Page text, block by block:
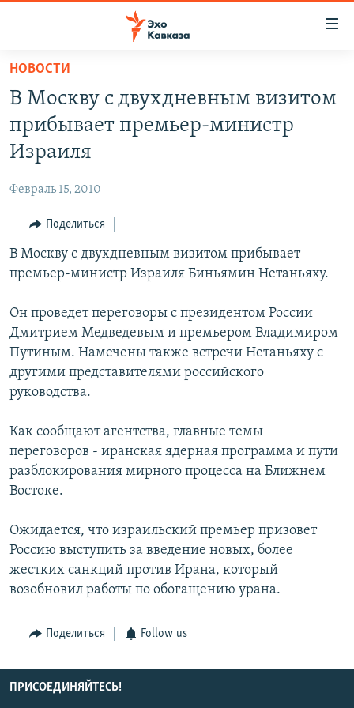
Вернуться
основному
содержанию
Вернутся
главной
навигации
Вернутся
поиску
ТБИЛИСИ
СУХУМИ
ВЕСЬ КАВКАЗ
СЕВЕРНЫЙ КАВКАЗ
АРМЕНИЯ
АЗЕРБАЙДЖАН
ТЕМЫ
ПОЛИТИКА
ЭКОНОМИКА
ОБЩЕСТВО
КУЛЬТУРА
СПОРТ
МИР
РУБРИКИ
НЕКРУГЛЫЙ СТОЛ
ГОСТЬ НЕДЕЛИ
ПОЗИЦИЯ
БЛОГИ
ГОЛОСА
ЧИТАЕМ ПРЕССУ
МУЛЬТИМЕДИА
ВИДЕО
ФОТО
АУДИО
ПОДКАСТЫ
АРХИВ РАДИОПРОГРАММЫ
ПРИСОЕДИНЯЙТЕСЬ!
Все сайты РСЕ/РС
НОВОСТИ
В Москву с двухдневным визитом
прибывает премьер-министр
Израиля
Февраль 15, 2010
Поделиться
В Москву с двухдневным визитом прибывает
премьер-министр Израиля Биньямин Нетаньяху.
Он проведет переговоры с президентом России
Дмитрием Медведевым и премьером Владимиром
Путиным. Намечены также встречи Нетаньяху с
другими представителями российского
руководства.
Как сообщают агентства, главные темы
переговоров - иранская ядерная программа и пути
разблокирования мирного процесса на Ближнем
Востоке.
Ожидается, что израильский премьер призовет
Россию выступить за введение новых, более
жестких санкций против Ирана, который
возобновил работы по обогащению урана.
Поделиться Follow us
ПРИСОЕДИНЯЙТЕСЬ!